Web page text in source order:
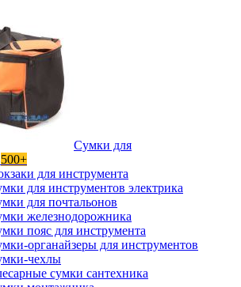
Сумки для
500+
для инструмента
для инструментов электрика
для почтальонов
железнодорожника
пояс для инструмента
органайзеры для инструментов
чехлы
сумки сантехника